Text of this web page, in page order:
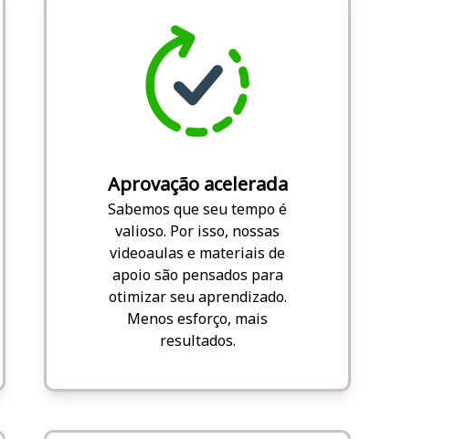
Aprovação acelerada
Sabemos que seu tempo é
valioso. Por isso, nossas
videoaulas e materiais de
apoio são pensados para
otimizar seu aprendizado.
Menos esforço, mais
resultados.